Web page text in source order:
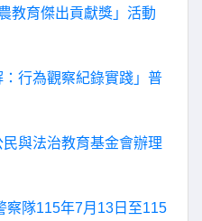
教育傑出貢獻獎」活動
行為觀察紀錄實踐」普
與法治教育基金會辦理
察隊115年7月13日至115